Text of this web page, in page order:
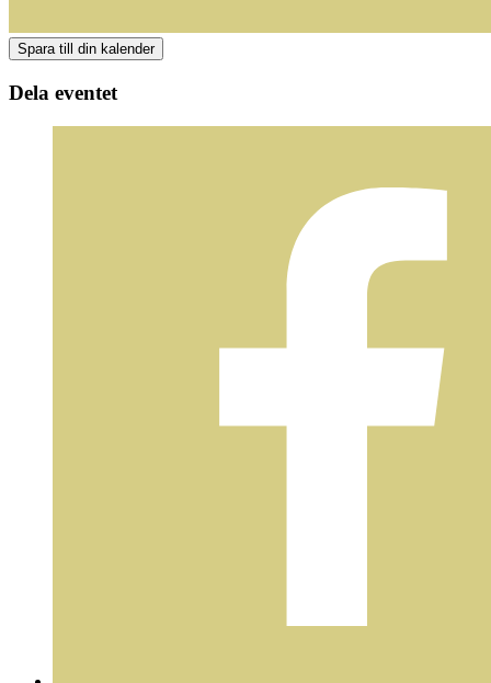
Dela eventet